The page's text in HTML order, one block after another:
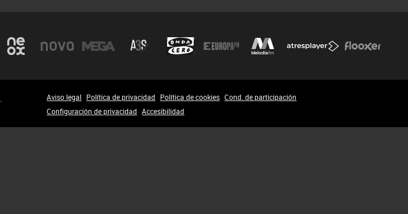
Aviso legal Política de privacidad Política de cookies Cond. de participación
Configuración de privacidad Accesibilidad